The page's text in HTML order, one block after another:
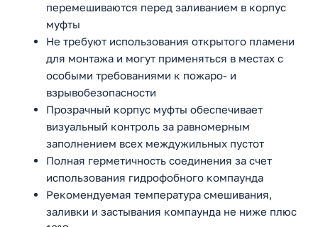
перемешиваются перед заливанием в корпус
муфты
Не требуют использования открытого пламени
для монтажа и могут применяться в местах с
особыми требованиями к пожаро- и
взрывобезопасности
Прозрачный корпус муфты обеспечивает
визуальный контроль за равномерным
заполнением всех междужильных пустот
Полная герметичность соединения за счет
использования гидрофобного компаунда
Рекомендуемая температура смешивания,
заливки и застывания компаунда не ниже плюс